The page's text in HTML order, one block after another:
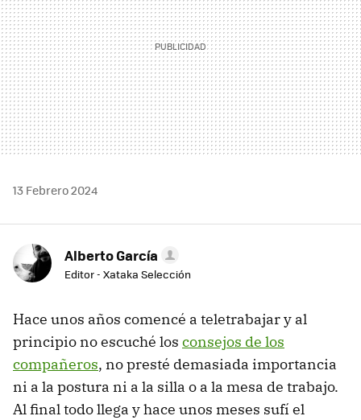
13 Febrero 2024
Alberto García
Editor - Xataka Selección
Hace unos años comencé a teletrabajar y al
principio no escuché los consejos de los
compañeros, no presté demasiada importancia
ni a la postura ni a la silla o a la mesa de trabajo.
Al final todo llega y hace unos meses sufí el